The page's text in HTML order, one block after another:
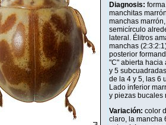
Diagnosis:
manchitas
manchas
semicírculo
lateral. Élitros
manchas
posterior
"C" abierta hacia
y 5
de la 4 y 5, las 6
Lado inferior
y piezas bucales
Variación: color
claro, la mancha